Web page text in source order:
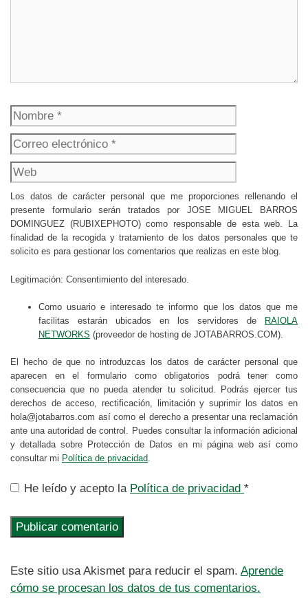
Nombre
electrónico
Los datos de carácter personal que me proporciones rellenando el
presente formulario serán tratados por JOSE MIGUEL BARROS
DOMINGUEZ (RUBIXEPHOTO) como responsable de esta web. La
finalidad de la recogida y tratamiento de los datos personales que te
solicito es para gestionar los comentarios que realizas en este blog.
Legitimación: Consentimiento del interesado.
Como usuario e interesado te informo que los datos que me
facilitas estarán ubicados en los servidores de
RAIOLA
NETWORKS (proveedor de hosting de JOTABARROS.COM).
El hecho de que no introduzcas los datos de carácter personal que
aparecen en el formulario como obligatorios podrá tener como
consecuencia que no pueda atender tu solicitud. Podrás ejercer tus
derechos de acceso, rectificación, limitación y suprimir los datos en
hola@jotabarros.com así como el derecho a presentar una reclamación
ante una autoridad de control. Puedes consultar la información adicional
y detallada sobre Protección de Datos en mi página web así como
consultar mi Política de privacidad.
He leído y acepto la Política de privacidad *
Este sitio usa Akismet para reducir el spam. Aprende
cómo se procesan los datos de tus comentarios.